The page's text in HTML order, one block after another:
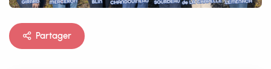
Partager